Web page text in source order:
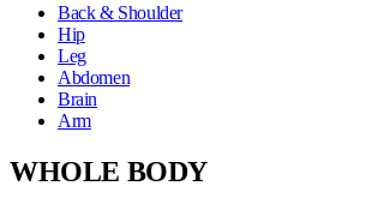
Back & Shoulder
Hip
Leg
Abdomen
Brain
Arm
WHOLE BODY